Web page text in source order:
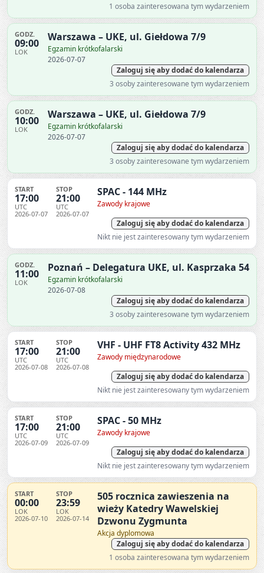
1 osoba zainteresowana tym wydarzeniem
GODZ.
09:00
LOK
Warszawa – UKE, ul. Giełdowa 7/9
Egzamin krótkofalarski
2026-07-07
Zaloguj się aby dodać do kalendarza
3 osoby zainteresowane tym wydarzeniem
GODZ.
10:00
LOK
Warszawa – UKE, ul. Giełdowa 7/9
Egzamin krótkofalarski
2026-07-07
Zaloguj się aby dodać do kalendarza
3 osoby zainteresowane tym wydarzeniem
START
17:00
UTC
2026-07-07
STOP
21:00
UTC
2026-07-07
SPAC - 144 MHz
Zawody krajowe
Zaloguj się aby dodać do kalendarza
Nikt nie jest zainteresowany tym wydarzeniem
GODZ.
11:00
LOK
Poznań – Delegatura UKE, ul. Kasprzaka 54
Egzamin krótkofalarski
2026-07-08
Zaloguj się aby dodać do kalendarza
3 osoby zainteresowane tym wydarzeniem
START
17:00
UTC
2026-07-08
STOP
21:00
UTC
2026-07-08
VHF - UHF FT8 Activity 432 MHz
Zawody międzynarodowe
Zaloguj się aby dodać do kalendarza
Nikt nie jest zainteresowany tym wydarzeniem
START
17:00
UTC
2026-07-09
STOP
21:00
UTC
2026-07-09
SPAC - 50 MHz
Zawody krajowe
Zaloguj się aby dodać do kalendarza
Nikt nie jest zainteresowany tym wydarzeniem
START
00:00
LOK
2026-07-10
STOP
23:59
LOK
2026-07-14
505 rocznica zawieszenia na
wieży Katedry Wawelskiej
Dzwonu Zygmunta
Akcja dyplomowa
Zaloguj się aby dodać do kalendarza
1 osoba zainteresowana tym wydarzeniem